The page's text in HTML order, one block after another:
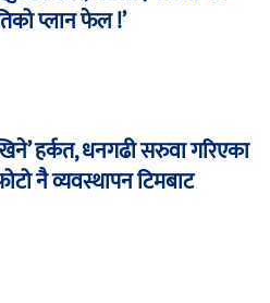
प्लान फेल !’
हर्कत, धनगढी सरुवा गरिएका
नै व्यवस्थापन टिमबाट